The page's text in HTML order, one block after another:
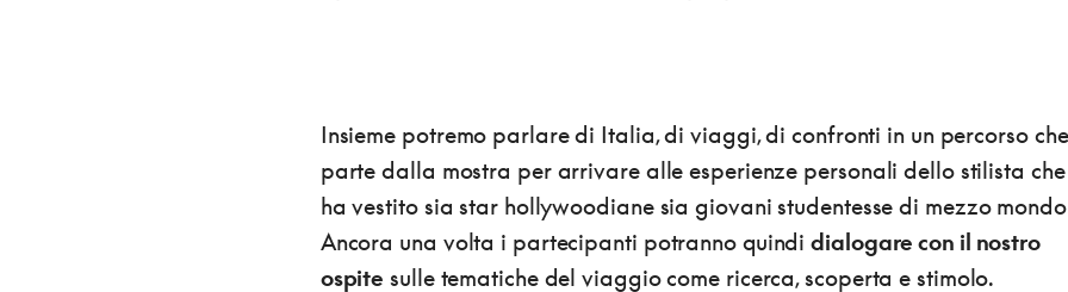
Insieme potremo parlare di Italia, di viaggi, di confronti in un percorso che
parte dalla mostra per arrivare alle esperienze personali dello stilista che
ha vestito sia star hollywoodiane sia giovani studentesse di mezzo
Ancora una volta i partecipanti potranno quindidialogare con il nostro
ospite sulle tematiche del viaggio come ricerca, scoperta e stimolo.